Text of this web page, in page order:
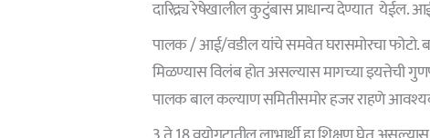
दारिद्र्य रेषेखालील कुटुंबास प्राधान्य देण्यात येईल.
पालक / आई/वडील यांचे समवेत घरासमोरचा फोटो.
मिळण्यास विलंब होत असल्यास मागच्या इयत्तेची
पालक बाल कल्याण समितीसमोर हजर राहणे